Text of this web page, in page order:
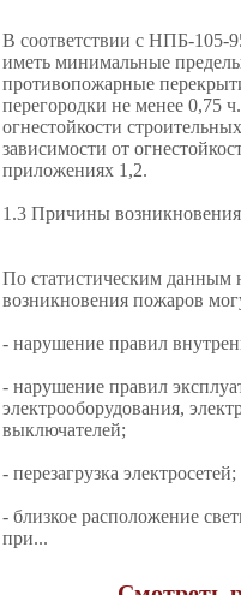
В соответствии с НПБ-105-
иметь минимальные
противопожарные
перегородки не менее 0,75
огнестойкости
зависимости от
приложениях 1,2.
1.3 Причины
По статистическим данным
возникновения пожаров
- нарушение правил
- нарушение правил
электрооборудования,
выключателей;
- перезагрузка электросетей;
- близкое расположение
при...